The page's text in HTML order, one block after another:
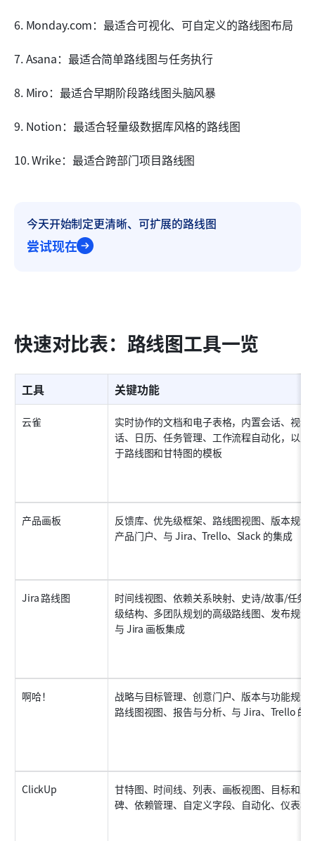
6. Monday.com：最适合可视化、可自定义的路线图布局
7. Asana：最适合简单路线图与任务执行
8. Miro：最适合早期阶段路线图头脑风暴
9. Notion：最适合轻量级数据库风格的路线图
10. Wrike：最适合跨部门项目路线图
今天开始制定更清晰、可扩展的路线图
尝试现在
快速对比表：路线图工具一览
工具 关键功能
云雀
实时协作的文档和电子表格，内置会话、视频
话、日历、任务管理、工作流程自动化，以及
于路线图和甘特图的模板
产品画板
反馈库、优先级框架、路线图视图、版本规划
产品门户、与 Jira、Trello、Slack 的集成
Jira 路线图
时间线视图、依赖关系映射、史诗/故事/任务
级结构、多团队规划的高级路线图、发布规划
与 Jira 画板集成
啊哈！
战略与目标管理、创意门户、版本与功能规划
路线图视图、报告与分析、与 Jira、Trello 的
ClickUp
甘特图、时间线、列表、画板视图、目标和里
碑、依赖管理、自定义字段、自动化、仪表板